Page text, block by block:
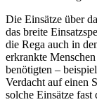
Die Einsätze über
das breite
die Rega auch in
erkrankte
benötigten –
Verdacht auf einen
solche Einsätze